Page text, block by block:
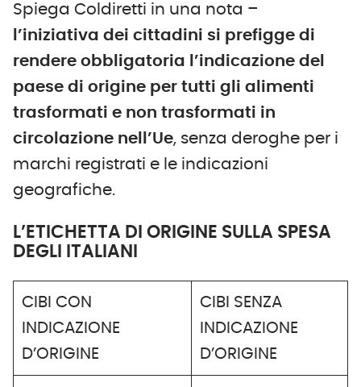
Spiega Coldiretti in una nota –
l’iniziativa dei cittadini si prefigge di
rendere obbligatoria l’indicazione del
paese di origine per tutti gli alimenti
trasformati e non trasformati in
circolazione nell’Ue, senza deroghe per i
marchi registrati e le indicazioni
geografiche.
L’ETICHETTA DI ORIGINE SULLA SPESA
DEGLI ITALIANI
CIBI CON
INDICAZIONE
D’ORIGINE
CIBI SENZA
INDICAZIONE
D’ORIGINE